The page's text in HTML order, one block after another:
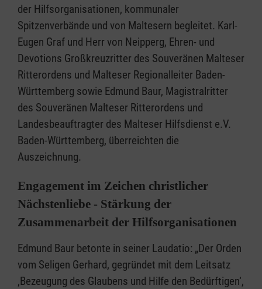
der Hilfsorganisationen, kommunaler
Spitzenverbände und von Maltesern begleitet. Karl-
Eugen Graf und Herr von Neipperg, Ehren- und
Devotions Großkreuzritter des Souveränen Malteser
Ritterordens und Malteser Regionalleiter Baden-
Württemberg sowie Edmund Baur, Magistralritter
des Souveränen Malteser Ritterordens und
Landesbeauftragter des Malteser Hilfsdienst e.V.
Baden-Württemberg, überreichten die
Auszeichnung.
Engagement im Zeichen christlicher
Nächstenliebe - Stärkung der
Zusammenarbeit der Hilfsorganisationen
Edmund Baur betonte in seiner Laudatio: „Der Orden
vom Seligen Gerhard, gegründet mit dem Leitsatz
‚Bezeugung des Glaubens und Hilfe den Bedürftigen‘,